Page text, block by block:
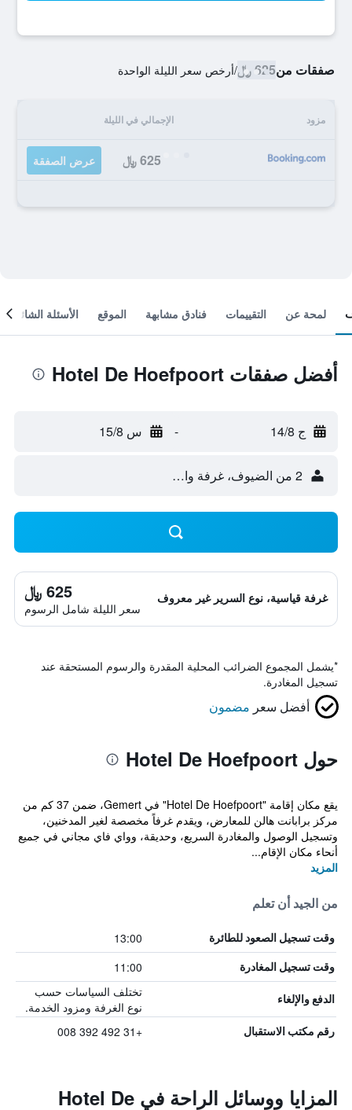
صفقات من625 ﷼ /أرخص سعر الليلة الواحدة
مزود الإجمالي في الليلة
625 ﷼ عرض الصفقة
لمحة عن التقييمات فنادق مشابهة الموقع الأسئلة الشائعة
أفضل صفقات Hotel De Hoefpoort
ج 14/8 - س 15/8
2 من الضيوف، غرفة واحدة
غرفة قياسية، نوع السرير غير معروف 625 ﷼
سعر الليلة شامل الرسوم
*يشمل المجموع الضرائب المحلية المقدرة والرسوم المستحقة عند
تسجيل المغادرة.
أفضل سعر مضمون
حول Hotel De Hoefpoort
يقع مكان إقامة "Hotel De Hoefpoort" في Gemert، ضمن 37 كم من
مركز برابانت هالن للمعارض، ويقدم غرفاً مخصصة لغير المدخنين،
وتسجيل الوصول والمغادرة السريع، وحديقة، وواي فاي مجاني في جميع
أنحاء مكان الإقام...
المزيد
من الجيد أن تعلم
وقت تسجيل الصعود للطائرة 13:00
وقت تسجيل المغادرة 11:00
الدفع والإلغاء
تختلف السياسات حسب
نوع الغرفة ومزود الخدمة.
رقم مكتب الاستقبال +31 492 392 008
المزايا ووسائل الراحة في Hotel De